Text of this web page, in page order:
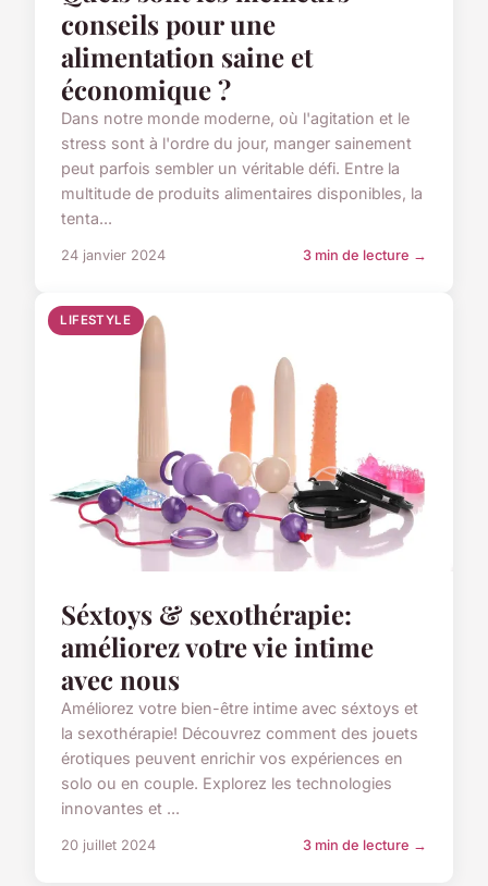
conseils pour une
alimentation saine et
économique ?
Dans notre monde moderne, où l'agitation et le
stress sont à l'ordre du jour, manger sainement
peut parfois sembler un véritable défi. Entre la
multitude de produits alimentaires disponibles, la
tenta...
24 janvier 2024 3 min de lecture →
LIFESTYLE
Séxtoys & sexothérapie:
améliorez votre vie intime
avec nous
Améliorez votre bien-être intime avec séxtoys et
la sexothérapie! Découvrez comment des jouets
érotiques peuvent enrichir vos expériences en
solo ou en couple. Explorez les technologies
innovantes et ...
20 juillet 2024 3 min de lecture →